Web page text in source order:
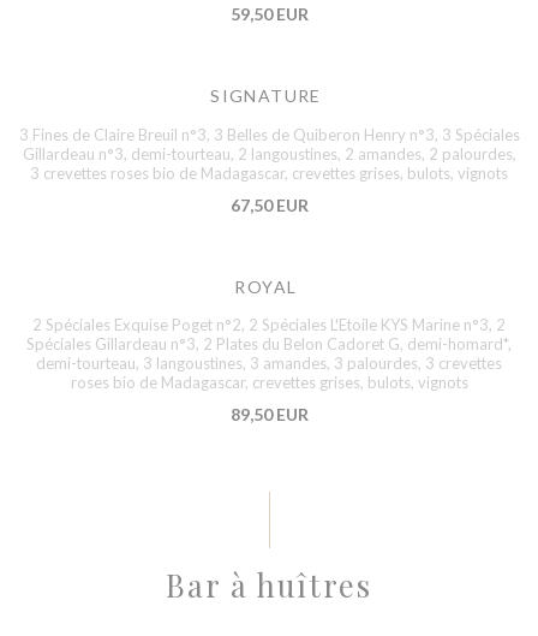
59,50 EUR
SIGNATURE
3 Fines de Claire Breuil n°3, 3 Belles de Quiberon Henry n°3, 3 Spéciales
Gillardeau n°3, demi-tourteau, 2 langoustines, 2 amandes, 2 palourdes,
3 crevettes roses bio de Madagascar, crevettes grises, bulots, vignots
67,50 EUR
ROYAL
2 Spéciales Exquise Poget n°2, 2 Spéciales L'Etoile KYS Marine n°3, 2
Spéciales Gillardeau n°3, 2 Plates du Belon Cadoret G, demi-homard*,
demi-tourteau, 3 langoustines, 3 amandes, 3 palourdes, 3 crevettes
roses bio de Madagascar, crevettes grises, bulots, vignots
89,50 EUR
Bar à huîtres